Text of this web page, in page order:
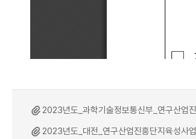
2023년도_과학기술정보통신부_연구산업
2023년도_대전_연구산업진흥단지육성